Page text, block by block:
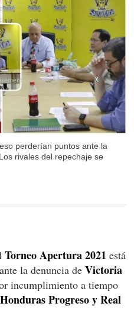
perderían puntos ante la
rivales del repechaje se
X
Torneo Apertura 2021 está
ante la denuncia de Victoria
incumplimiento a tiempo
Honduras Progreso y Real